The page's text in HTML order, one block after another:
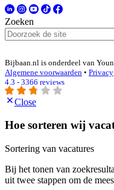
Zoeken
Bijbaan.nl is onderdeel van
Algemene voorwaarden • Privacy
4.3 - 3366 reviews
Close
Hoe sorteren wij
Sortering van vacatures
Bij het tonen van
uit twee stappen om de